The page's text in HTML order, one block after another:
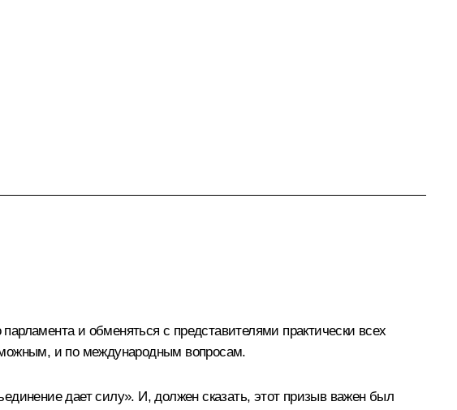
и обменяться с представителями практически всех
и по международным вопросам.
дает силу». И, должен сказать, этот призыв важен был